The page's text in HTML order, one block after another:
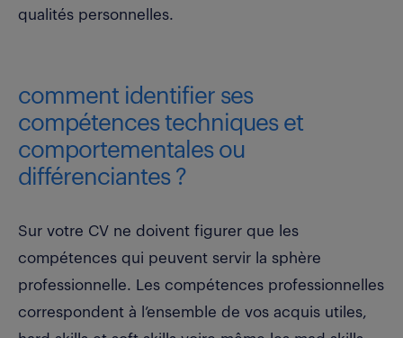
qualités personnelles.
comment identifier ses
compétences techniques et
comportementales ou
différenciantes ?
Sur votre CV ne doivent figurer que les
compétences qui peuvent servir la sphère
professionnelle. Les compétences professionnelles
correspondent à l’ensemble de vos acquis utiles,